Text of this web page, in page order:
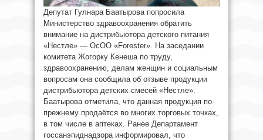
Депутат Гулнара Баатырова попросила
Министерство здравоохранения обратить
внимание на дистрибьютора детского питания
«Нестле» — ОсОО «Forester». На заседании
комитета Жогорку Кенеша по труду,
здравоохранению, делам женщин и социальным
вопросам она сообщила об отзыве продукции
дистрибьютора детских смесей «Нестле».
Баатырова отметила, что данная продукция по-
прежнему продаётся во многих торговых точках,
в том числе в аптеках. Ранее Департамент
госсанэпиднадзора информировал, что